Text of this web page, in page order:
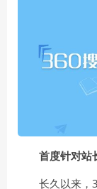
首度针对站
长久以来，